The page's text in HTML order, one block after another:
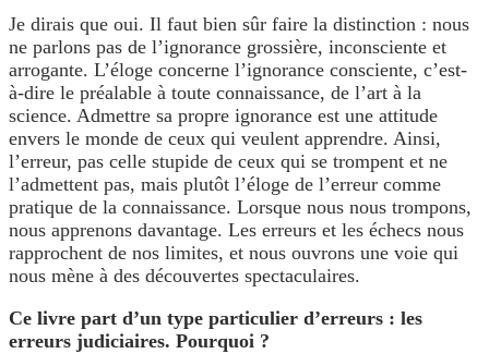
Je dirais que oui. Il faut bien sûr faire la distinction : nous
ne parlons pas de l’ignorance grossière, inconsciente et
arrogante. L’éloge concerne l’ignorance consciente, c’est-
à-dire le préalable à toute connaissance, de l’art à la
science. Admettre sa propre ignorance est une attitude
envers le monde de ceux qui veulent apprendre. Ainsi,
l’erreur, pas celle stupide de ceux qui se trompent et ne
l’admettent pas, mais plutôt l’éloge de l’erreur comme
pratique de la connaissance. Lorsque nous nous trompons,
nous apprenons davantage. Les erreurs et les échecs nous
rapprochent de nos limites, et nous ouvrons une voie qui
nous mène à des découvertes spectaculaires.
Ce livre part d’un type particulier d’erreurs : les
erreurs judiciaires. Pourquoi ?